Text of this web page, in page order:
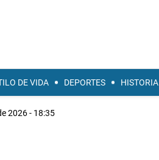
DE VIDA DEPORTES HISTORIA
2026 - 18:35